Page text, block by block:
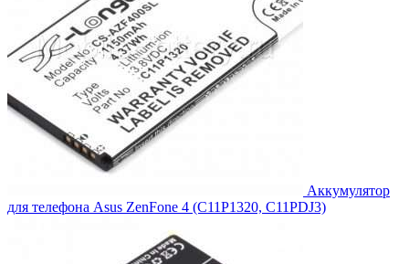
Аккумулятор
для телефона Asus ZenFone 4 (C11P1320, C11PDJ3)